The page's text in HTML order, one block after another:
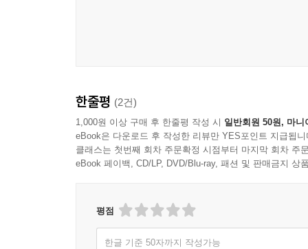
한줄평 (2건)
1,000원 이상 구매 후 한줄평 작성 시 일반회원 50원, 마니
eBook은 다운로드 후 작성한 리뷰만 YES포인트 지급됩니
클래스는 첫번째 회차 주문확정 시점부터 마지막 회차 주
eBook 페이백, CD/LP, DVD/Blu-ray, 패션 및 판매금지 상
평점
한글 기준 50자까지 작성가능